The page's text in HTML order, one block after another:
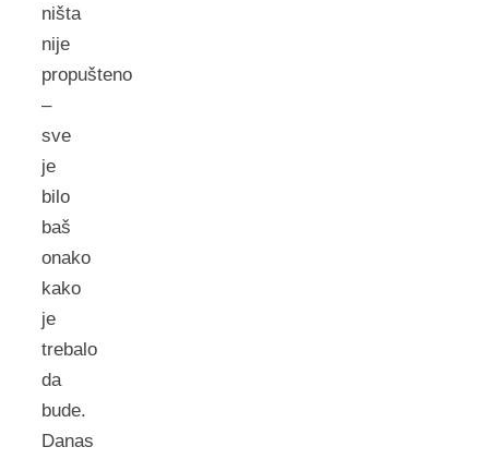
ništa
nije
propušteno
–
sve
je
bilo
baš
onako
kako
je
trebalo
da
bude.
Danas